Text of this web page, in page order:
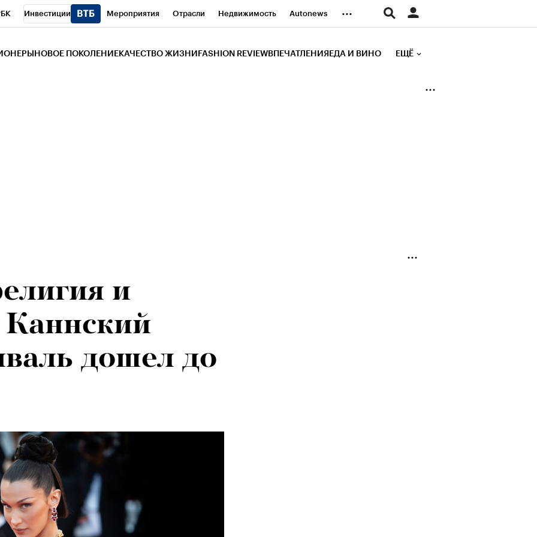
Инвестиции Мероприятия Отрасли Недвижимость Autonews ...
НОВОЕ ПОКОЛЕНИЕ КАЧЕСТВО ЖИЗНИ FASHION REVIEW ВПЕЧАТЛЕНИЯ ЕДА И ВИНО ЕЩЁ
и
Каннский
дошел до
альпиниста:
не
от похода